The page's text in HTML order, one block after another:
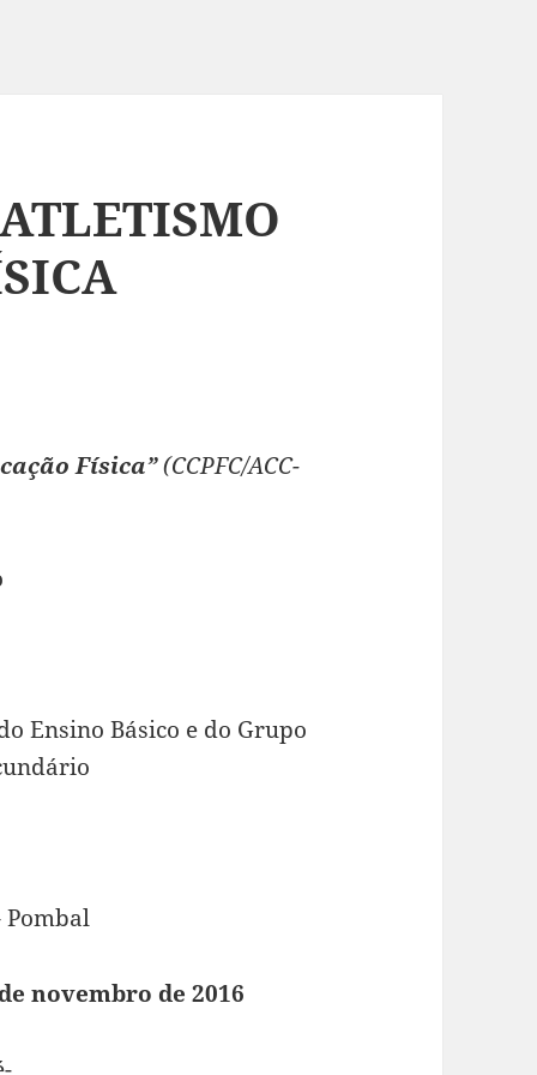
Física”(CCPFC/ACC-
Ensino Básico e do Grupo
novembro de 2016